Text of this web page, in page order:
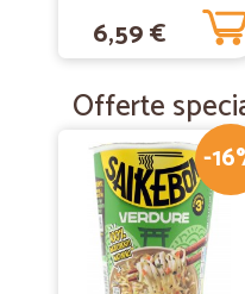
6,59 €
Offerte
-